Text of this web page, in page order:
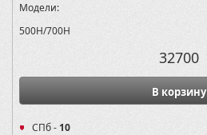
Модели:
500H/700H
32700
В корзину
СПб - 10